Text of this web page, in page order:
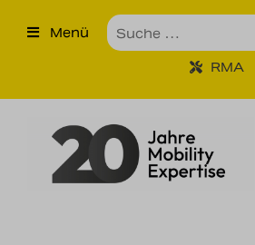
×
Robuste Industrie-Tablet PCs
Ruggedized Industrie
Handhelds
Menü
RMA